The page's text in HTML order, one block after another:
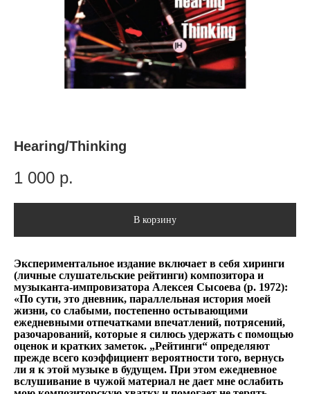
Hearing/Thinking
1 000 р.
В корзину
Экспериментальное издание включает в себя хиринги
(личные слушательские рейтинги) композитора и
музыканта-импровизатора Алексея Сысоева (р. 1972):
«По сути, это дневник, параллельная история моей
жизни, со слабыми, постепенно остывающими
ежедневными отпечатками впечатлений, потрясений,
разочарований, которые я силюсь удержать с помощью
оценок и кратких заметок. „Рейтинги“ определяют
прежде всего коэффициент вероятности того, вернусь
ли я к этой музыке в будущем. При этом ежедневное
вслушивание в чужой материал не дает мне ослабить